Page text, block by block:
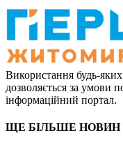
Використання будь-яких
дозволяється за
інформаційний портал.
ЩЕ БІЛЬШЕ НОВИН